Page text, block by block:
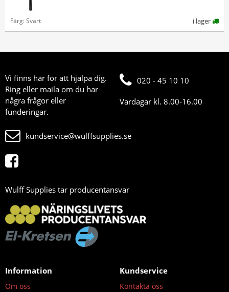
Färg: Svart i lager
Vi finns här för att hjälpa dig.
Ring eller maila om du har
några frågor eller
funderingar.
020 - 45 10 10
Vardagar kl. 8.00-16.00
kundservice@wulffsupplies.se
Wulff Supplies tar producentansvar
Information
Om oss
Kundservice
Kontakta oss